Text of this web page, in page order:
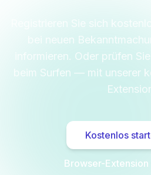
Registrieren Sie sich
bei neuen
informieren. Oder prüfen
beim Surfen — mit unserer
Kostenlos
Browser-